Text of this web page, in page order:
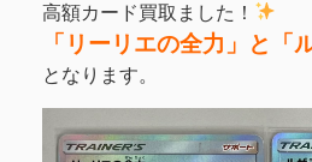
高額カード買取ました！
「リーリエの全力」と「
となります。